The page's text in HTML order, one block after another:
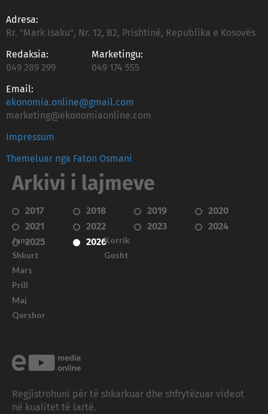
Adresa:
Rr. "Mark Isaku", Nr. 12, B2, Prishtinë, Republika e Kosovës
Redaksia:
049 289 299
Marketingu:
049 174 555
Email:
ekonomia.online@gmail.com
marketing@ekonomiaonline.com
Impressum
Themeluar nga Faton Osmani
Arkivi i lajmeve
2017 2018 2019
2020
2021
2022 2023
2024
2025
2026
Janar
Shkurt
Mars
Prill
Maj
Qershor
Korrik
Gusht
Regjistrohuni për të shkarkuar dhe shfrytëzuar videot
në kualitet të lartë.